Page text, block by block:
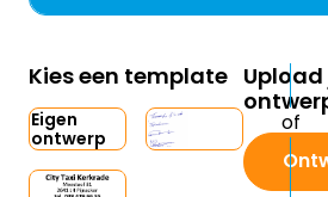
Kies een template
Eigen
ontwerp
Upload